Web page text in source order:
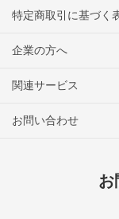
特定商取引に基づく
企業の方へ
関連サービス
お問い合わせ
お